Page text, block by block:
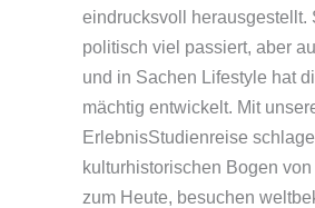
eindrucksvoll herausgestellt.
politisch viel passiert, aber
und in Sachen Lifestyle hat
mächtig entwickelt. Mit
ErlebnisStudienreise
kulturhistorischen Bogen von
zum Heute, besuchen